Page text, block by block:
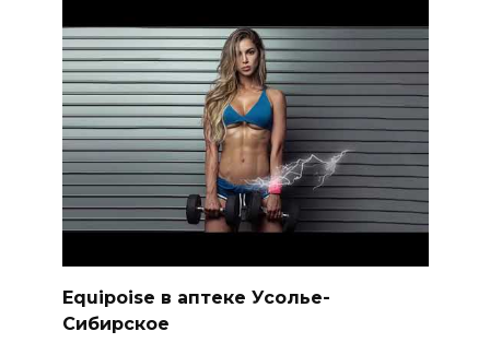
Equipoise в аптеке Усолье-
Сибирское